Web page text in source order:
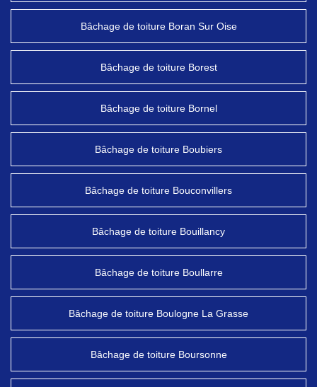
Bâchage de toiture Boran Sur Oise
Bâchage de toiture Borest
Bâchage de toiture Bornel
Bâchage de toiture Boubiers
Bâchage de toiture Bouconvillers
Bâchage de toiture Bouillancy
Bâchage de toiture Boullarre
Bâchage de toiture Boulogne La Grasse
Bâchage de toiture Boursonne